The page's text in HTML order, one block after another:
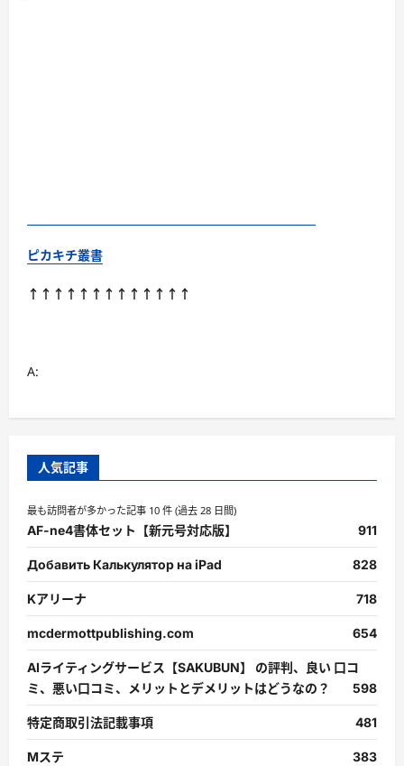
ピカキチ叢書
↑↑↑↑↑↑↑↑↑↑↑↑↑
A:
人気記事
最も訪問者が多かった記事 10 件 (過去 28 日間)
AF-ne4書体セット【新元号対応版】 911
Добавить Калькулятор на iPad 828
Kアリーナ 718
mcdermottpublishing.com 654
AIライティングサービス【SAKUBUN】 の評判、良い 口コ
ミ、悪い口コミ、メリットとデメリットはどうなの？
598
特定商取引法記載事項 481
Mステ 383